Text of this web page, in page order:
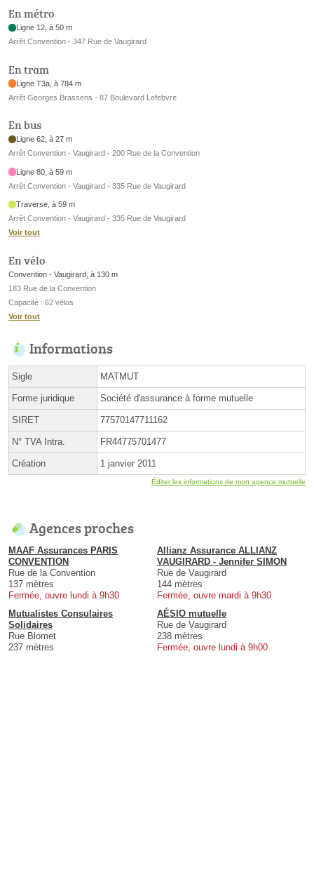
En métro
Ligne 12, à 50 m
Arrêt Convention - 347 Rue de Vaugirard
En tram
Ligne T3a, à 784 m
Arrêt Georges Brassens - 87 Boulevard Lefebvre
En bus
Ligne 62, à 27 m
Arrêt Convention - Vaugirard - 200 Rue de la Convention
Ligne 80, à 59 m
Arrêt Convention - Vaugirard - 335 Rue de Vaugirard
Traverse, à 59 m
Arrêt Convention - Vaugirard - 335 Rue de Vaugirard
Voir tout
En vélo
Convention - Vaugirard, à 130 m
183 Rue de la Convention
Capacité : 62 vélos
Voir tout
Informations
Sigle MATMUT
Forme juridique Société d'assurance à forme mutuelle
SIRET 77570147711162
N° TVA Intra. FR44775701477
Création 1 janvier 2011
Éditer les informations de mon agence mutuelle
Agences proches
MAAF Assurances PARIS
CONVENTION
Rue de la Convention
137 mètres
Fermée, ouvre lundi à 9h30
Allianz Assurance ALLIANZ
VAUGIRARD - Jennifer SIMON
Rue de Vaugirard
144 mètres
Fermée, ouvre mardi à 9h30
Mutualistes Consulaires
Solidaires
Rue Blomet
237 mètres
AÉSIO mutuelle
Rue de Vaugirard
238 mètres
Fermée, ouvre lundi à 9h00